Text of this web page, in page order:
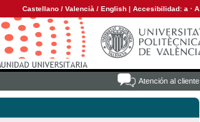
Castellano / Valencià / English | Accesibilidad: a · A
Atención al cliente